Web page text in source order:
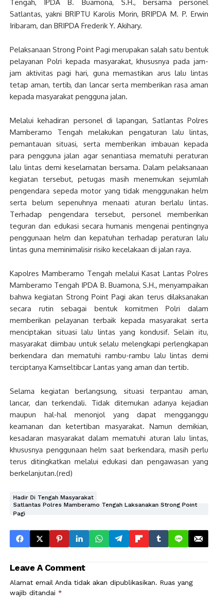
Tengah, IPDA B. Buamona, S.H., bersama personel
Satlantas, yakni BRIPTU Karolis Morin, BRIPDA M. P. Erwin
Iribaram, dan BRIPDA Frederik Y. Akihary.
Pelaksanaan Strong Point Pagi merupakan salah satu bentuk
pelayanan Polri kepada masyarakat, khususnya pada jam-
jam aktivitas pagi hari, guna memastikan arus lalu lintas
tetap aman, tertib, dan lancar serta memberikan rasa aman
kepada masyarakat pengguna jalan.
Melalui kehadiran personel di lapangan, Satlantas Polres
Mamberamo Tengah melakukan pengaturan lalu lintas,
pemantauan situasi, serta memberikan imbauan kepada
para pengguna jalan agar senantiasa mematuhi peraturan
lalu lintas demi keselamatan bersama. Dalam pelaksanaan
kegiatan tersebut, petugas masih menemukan sejumlah
pengendara sepeda motor yang tidak menggunakan helm
serta belum sepenuhnya menaati aturan berlalu lintas.
Terhadap pengendara tersebut, personel memberikan
teguran dan edukasi secara humanis mengenai pentingnya
penggunaan helm dan kepatuhan terhadap peraturan lalu
lintas guna meminimalisir risiko kecelakaan di jalan raya.
Kapolres Mamberamo Tengah melalui Kasat Lantas Polres
Mamberamo Tengah IPDA B. Buamona, S.H., menyampaikan
bahwa kegiatan Strong Point Pagi akan terus dilaksanakan
secara rutin sebagai bentuk komitmen Polri dalam
memberikan pelayanan terbaik kepada masyarakat serta
menciptakan situasi lalu lintas yang kondusif. Selain itu,
masyarakat diimbau untuk selalu melengkapi perlengkapan
berkendara dan mematuhi rambu-rambu lalu lintas demi
terciptanya Kamseltibcar Lantas yang aman dan tertib.
Selama kegiatan berlangsung, situasi terpantau aman,
lancar, dan terkendali. Tidak ditemukan adanya kejadian
maupun hal-hal menonjol yang dapat mengganggu
keamanan dan ketertiban masyarakat. Namun demikian,
kesadaran masyarakat dalam mematuhi aturan lalu lintas,
khususnya penggunaan helm saat berkendara, masih perlu
terus ditingkatkan melalui edukasi dan pengawasan yang
berkelanjutan.(red)
Hadir Di Tengah Masyarakat
Satlantas Polres Mamberamo Tengah Laksanakan Strong Point
Pagi
Leave A Comment
Alamat email Anda tidak akan dipublikasikan. Ruas yang
wajib ditandai *